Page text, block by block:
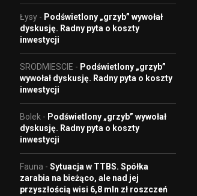
Łysy - Podświetlony „grzyb” wywołał
dyskusję. Radny pyta o koszty
inwestycji
SRODMIESCIE - Podświetlony „grzyb”
wywołał dyskusję. Radny pyta o koszty
inwestycji
Bolek - Podświetlony „grzyb” wywołał
dyskusję. Radny pyta o koszty
inwestycji
Fauna - Sytuacja w TTBS. Spółka
zarabia na bieżąco, ale nad jej
przyszłością wisi 6,8 mln zł roszczeń